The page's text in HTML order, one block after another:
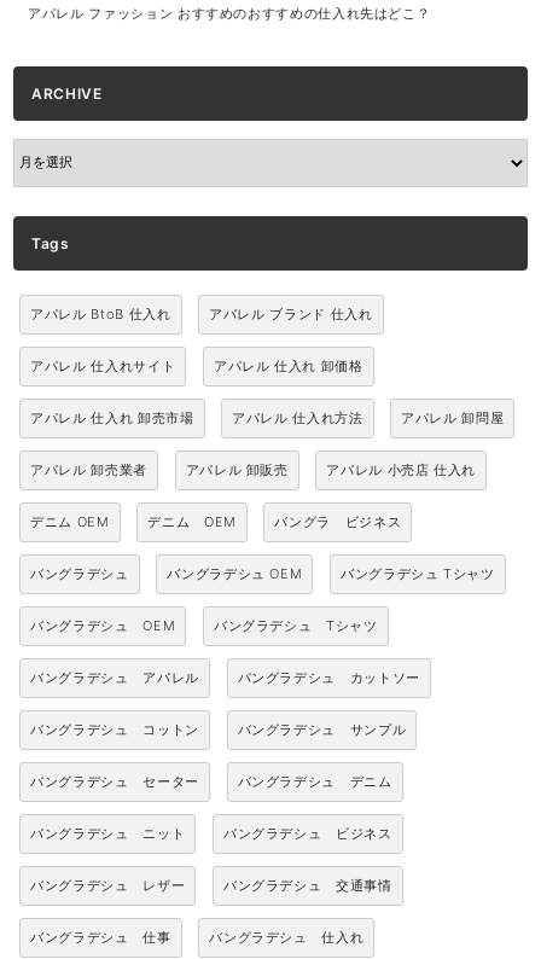
アパレル ファッション おすすめのおすすめの仕入れ先はどこ？
ARCHIVE
ARCHIVE
Tags
アパレル BtoB 仕入れ アパレル ブランド 仕入れ
アパレル 仕入れサイト アパレル 仕入れ 卸価格
アパレル 仕入れ 卸売市場 アパレル 仕入れ方法 アパレル 卸問屋
アパレル 卸売業者 アパレル 卸販売 アパレル 小売店 仕入れ
デニム OEM デニム OEM バングラ ビジネス
バングラデシュ バングラデシュ OEM バングラデシュ Tシャツ
バングラデシュ OEM バングラデシュ Tシャツ
バングラデシュ アパレル バングラデシュ カットソー
バングラデシュ コットン バングラデシュ サンプル
バングラデシュ セーター バングラデシュ デニム
バングラデシュ ニット バングラデシュ ビジネス
バングラデシュ レザー バングラデシュ 交通事情
バングラデシュ 仕事 バングラデシュ 仕入れ